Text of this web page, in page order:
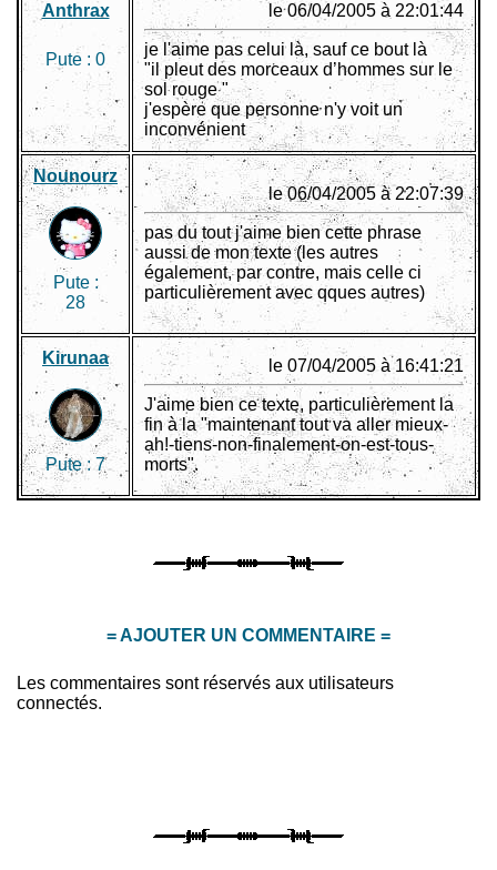
Anthrax
Pute : 0
le 06/04/2005 à 22:01:44
je l'aime pas celui là, sauf ce bout là
"il pleut des morceaux d’hommes sur le
sol rouge "
j'espère que personne n'y voit un
inconvénient
Nounourz
Pute :
28
le 06/04/2005 à 22:07:39
pas du tout j'aime bien cette phrase
aussi de mon texte (les autres
également, par contre, mais celle ci
particulièrement avec qques autres)
Kirunaa
Pute : 7
le 07/04/2005 à 16:41:21
J'aime bien ce texte, particulièrement la
fin à la "maintenant tout va aller mieux-
ah!-tiens-non-finalement-on-est-tous-
morts".
= AJOUTER UN COMMENTAIRE =
Les commentaires sont réservés aux utilisateurs
connectés.